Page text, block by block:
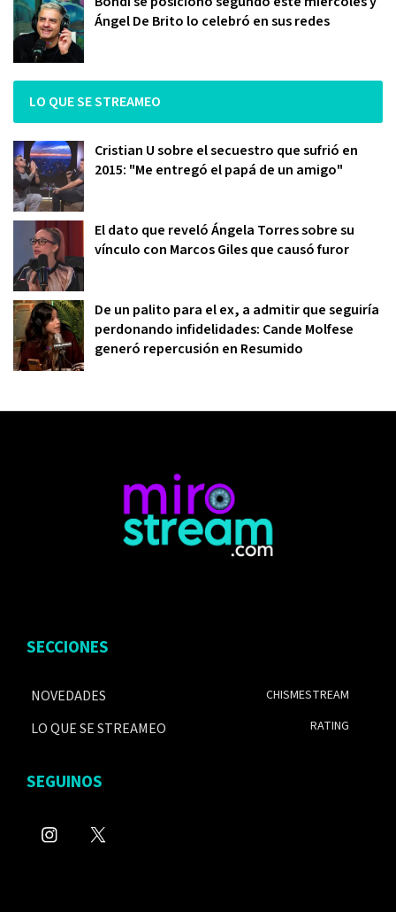
Ángel De Brito lo celebró en sus redes
LO QUE SE STREAMEO
Cristian U sobre el secuestro que sufrió en
2015: "Me entregó el papá de un amigo"
El dato que reveló Ángela Torres sobre su
vínculo con Marcos Giles que causó furor
De un palito para el ex, a admitir que seguiría
perdonando infidelidades: Cande Molfese
generó repercusión en Resumido
SECCIONES
NOVEDADES
LO QUE SE STREAMEO
CHISMESTREAM
RATING
SEGUINOS